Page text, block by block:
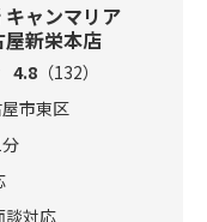
ャンマリア
新栄本店
4.8 （132）
市東区
談対応